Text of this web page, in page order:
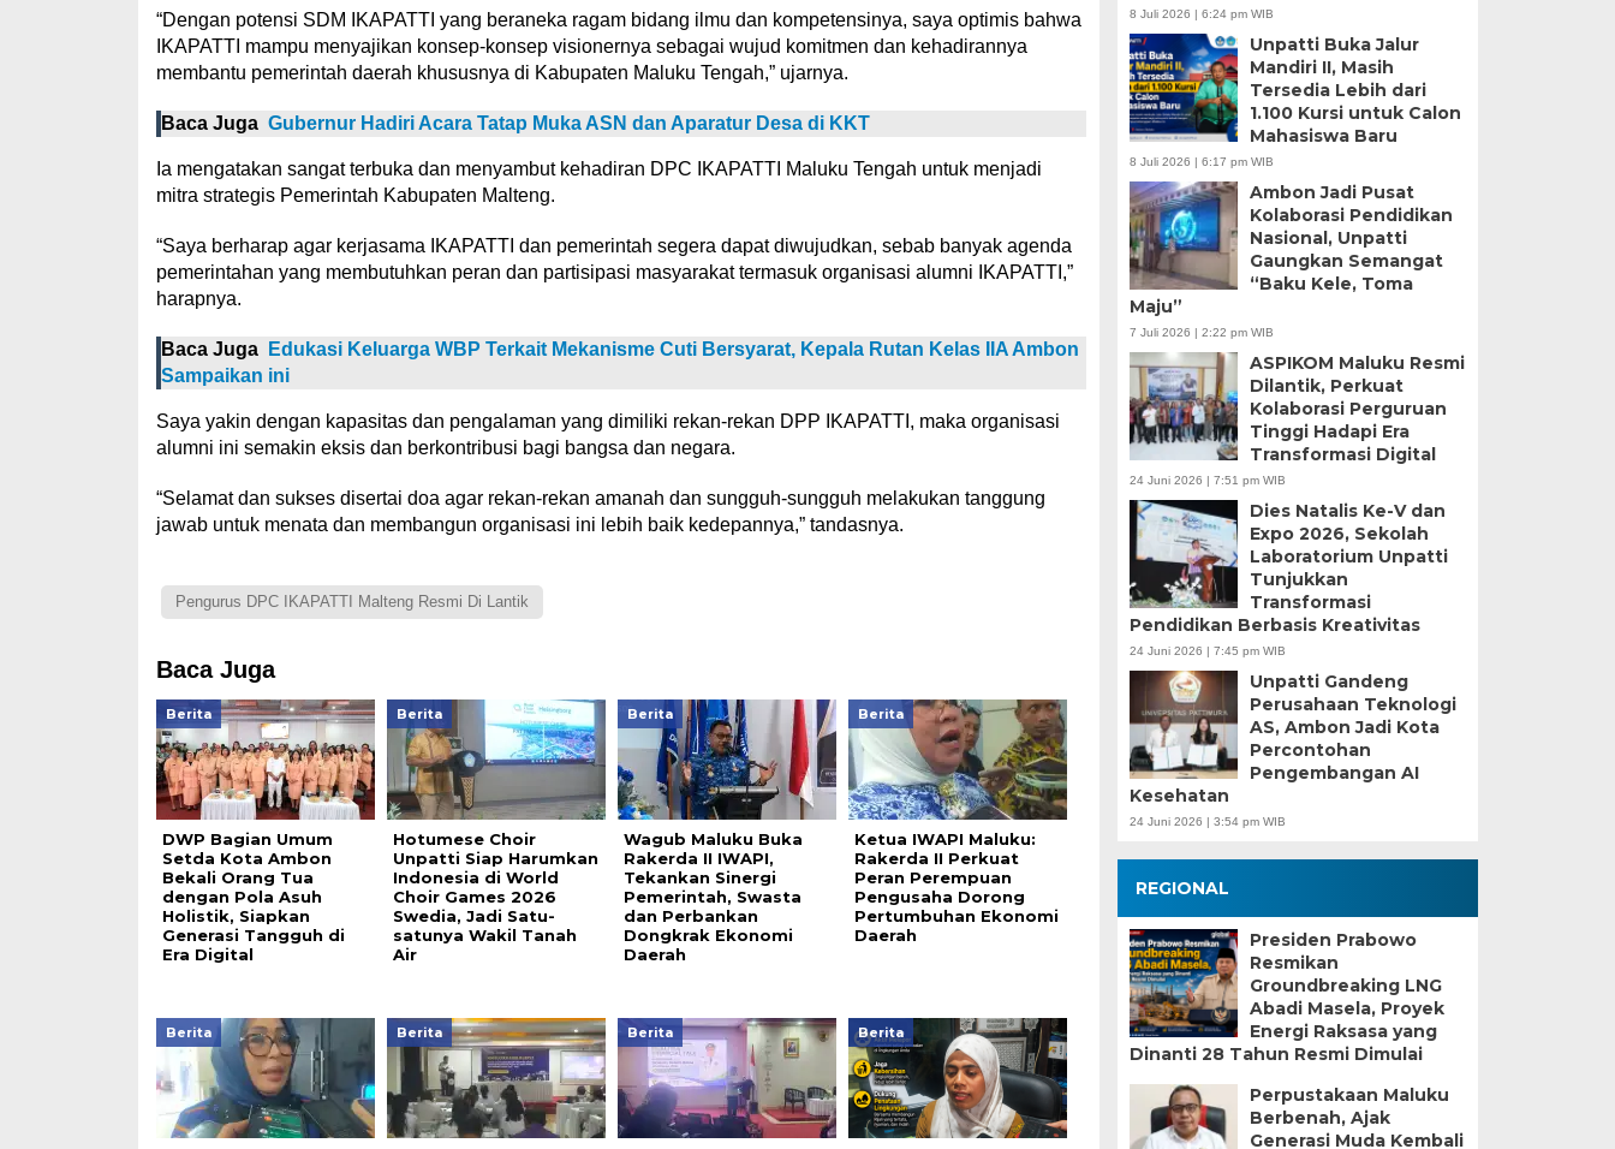
“Dengan potensi SDM IKAPATTI yang beraneka ragam bidang ilmu dan kompetensinya, saya optimis bahwa
IKAPATTI mampu menyajikan konsep-konsep visionernya sebagai wujud komitmen dan kehadirannya
membantu pemerintah daerah khususnya di Kabupaten Maluku Tengah,” ujarnya.
Baca Juga Gubernur Hadiri Acara Tatap Muka ASN dan Aparatur Desa di KKT
Ia mengatakan sangat terbuka dan menyambut kehadiran DPC IKAPATTI Maluku Tengah untuk menjadi
mitra strategis Pemerintah Kabupaten Malteng.
“Saya berharap agar kerjasama IKAPATTI dan pemerintah segera dapat diwujudkan, sebab banyak agenda
pemerintahan yang membutuhkan peran dan partisipasi masyarakat termasuk organisasi alumni IKAPATTI,”
harapnya.
Baca Juga
Edukasi Keluarga WBP Terkait Mekanisme Cuti Bersyarat, Kepala Rutan Kelas IIA Ambon
Sampaikan ini
Saya yakin dengan kapasitas dan pengalaman yang dimiliki rekan-rekan DPP IKAPATTI, maka organisasi
alumni ini semakin eksis dan berkontribusi bagi bangsa dan negara.
“Selamat dan sukses disertai doa agar rekan-rekan amanah dan sungguh-sungguh melakukan tanggung
jawab untuk menata dan membangun organisasi ini lebih baik kedepannya,” tandasnya.
Pengurus DPC IKAPATTI Malteng Resmi Di Lantik
Baca Juga
Berita
DWP Bagian Umum
Setda Kota Ambon
Bekali Orang Tua
dengan Pola Asuh
Holistik, Siapkan
Generasi Tangguh di
Era Digital
Berita
Hotumese Choir
Unpatti Siap Harumkan
Indonesia di World
Choir Games 2026
Swedia, Jadi Satu-
satunya Wakil Tanah
Air
Berita
Wagub Maluku Buka
Rakerda II IWAPI,
Tekankan Sinergi
Pemerintah, Swasta
dan Perbankan
Dongkrak Ekonomi
Daerah
Berita
Ketua IWAPI Maluku:
Rakerda II Perkuat
Peran Perempuan
Pengusaha Dorong
Pertumbuhan Ekonomi
Daerah
Berita Berita Berita Berita
8 Juli 2026 | 6:24 pm WIB
Unpatti Buka Jalur
Mandiri II, Masih
Tersedia Lebih dari
1.100 Kursi untuk Calon
Mahasiswa Baru
8 Juli 2026 | 6:17 pm WIB
Ambon Jadi Pusat
Kolaborasi Pendidikan
Nasional, Unpatti
Gaungkan Semangat
“Baku Kele, Toma
Maju”
7 Juli 2026 | 2:22 pm WIB
ASPIKOM Maluku Resmi
Dilantik, Perkuat
Kolaborasi Perguruan
Tinggi Hadapi Era
Transformasi Digital
24 Juni 2026 | 7:51 pm WIB
Dies Natalis Ke-V dan
Expo 2026, Sekolah
Laboratorium Unpatti
Tunjukkan
Transformasi
Pendidikan Berbasis Kreativitas
24 Juni 2026 | 7:45 pm WIB
Unpatti Gandeng
Perusahaan Teknologi
AS, Ambon Jadi Kota
Percontohan
Pengembangan AI
Kesehatan
24 Juni 2026 | 3:54 pm WIB
REGIONAL
Presiden Prabowo
Resmikan
Groundbreaking LNG
Abadi Masela, Proyek
Energi Raksasa yang
Dinanti 28 Tahun Resmi Dimulai
Perpustakaan Maluku
Berbenah, Ajak
Generasi Muda Kembali